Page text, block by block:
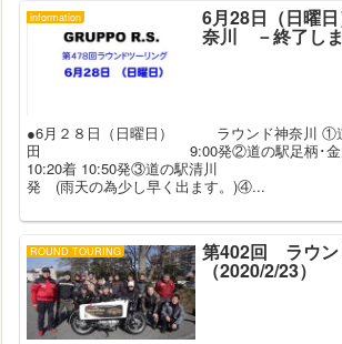
information 6月28日（日曜
奈川 －終了し
●6月２８日（日曜日） ラウンド神奈川 ①
田 9:00発②道の駅足柄･金太郎
10:20着 10:50発③道の駅清川
発 (雨天の為少し早く出ます。)④...
ROUND TOURING 第402回 ラウン
（2020/2/23）